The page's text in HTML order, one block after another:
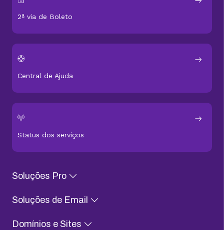
2ª via de Boleto
Central de Ajuda
Status dos serviços
Soluções Pro
Soluções de Email
Domínios e Sites